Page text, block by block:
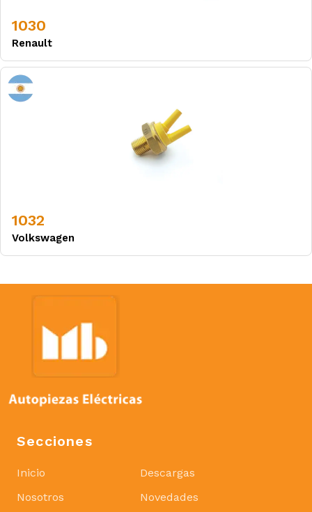
1030
Renault
1032
Volkswagen
Secciones
Inicio
Nosotros
Descargas
Novedades